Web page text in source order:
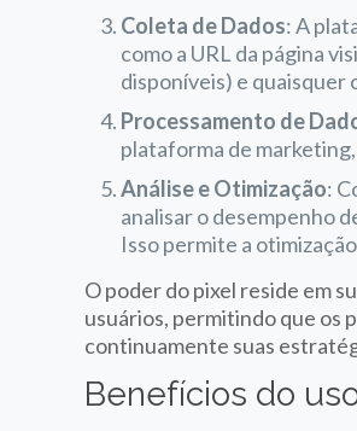
Coleta de Dados: A
como a URL da página
disponíveis) e
Processamento de
plataforma de
Análise e Otimização:
analisar o desempenho
Isso permite a
O poder do pixel reside em
usuários, permitindo que os
continuamente suas
Benefícios do